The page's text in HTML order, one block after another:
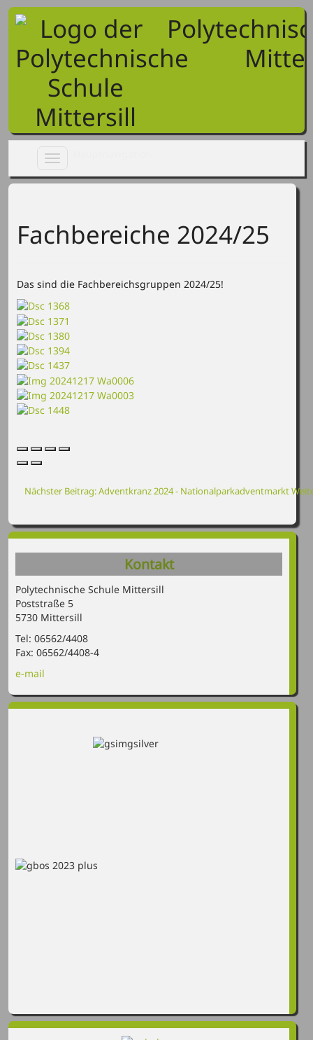
Toggle
navigation
Fachbereiche 2024/25
Das sind die Fachbereichsgruppen 2024/25!
Nächster Beitrag: Adventkranz 2024 - Nationalparkadventmarkt
Kontakt
Polytechnische Schule Mittersill
Poststraße 5
5730 Mittersill
Tel: 06562/4408
Fax: 06562/4408-4
e-mail